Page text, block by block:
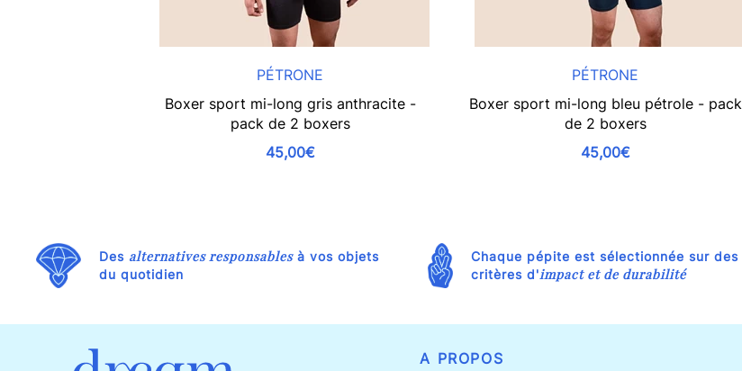
PÉTRONE
Boxer sport mi-long gris anthracite -
pack de 2 boxers
45,00€
PÉTRONE
Boxer sport mi-long bleu pétrole - pack
de 2 boxers
45,00€
Des alternatives responsablesà vos objets
du quotidien
Chaque pépite est sélectionnée sur des
critères d'impact et de durabilité
A PROPOS